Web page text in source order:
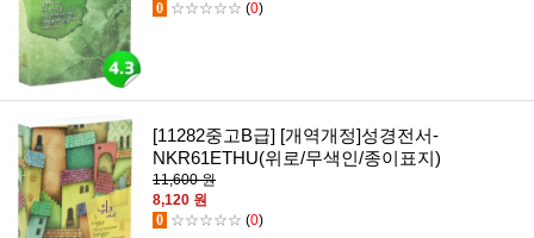
0 ☆☆☆☆☆ (0)
[11282중고B급] [개역개정]성경전서-
NKR61ETHU(위로/무색인/종이표지)
11,600 원
8,120 원
0 ☆☆☆☆☆ (0)